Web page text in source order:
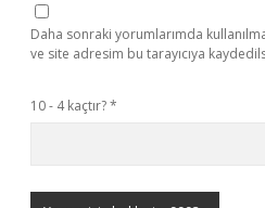
Daha sonraki yorumlarımda
ve site adresim bu tarayıcıya
10 - 4 kaçtır?*